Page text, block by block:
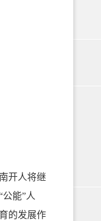
开人将继
能”人
的发展作